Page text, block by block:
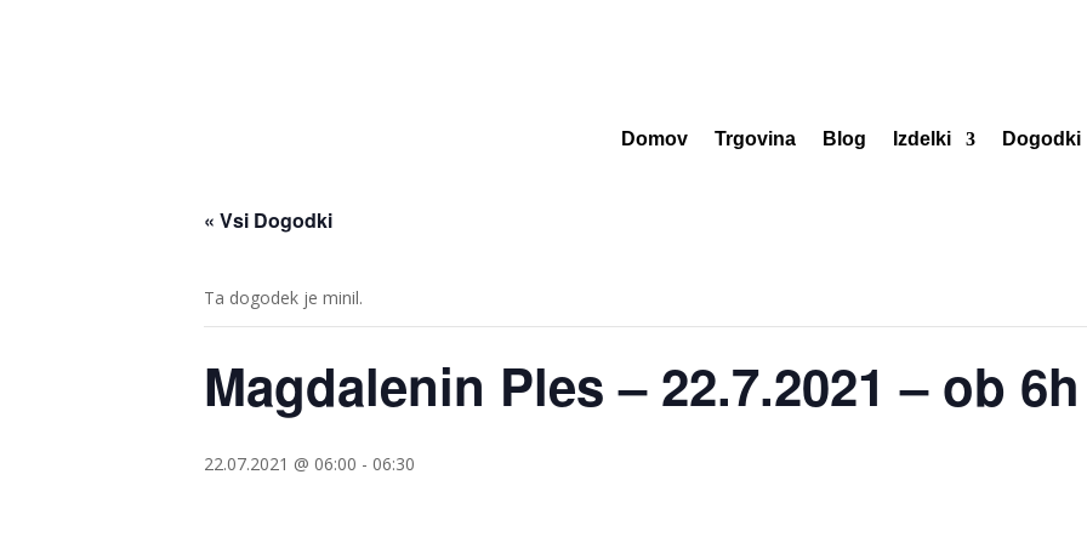
Domov Trgovina Blog Izdelki Dogodki
« Vsi Dogodki
Ta dogodek je minil.
Magdalenin Ples – 22.7.2021 – ob 6h
22.07.2021 @ 06:00 - 06:30